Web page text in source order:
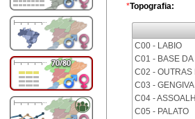
*Topografia:
C00 - LABIO
C01 - BASE
C02 - OUTRAS
C03 - GENGIVA
C04 -
C05 - PALATO